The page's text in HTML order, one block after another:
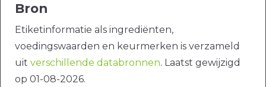
Bron
Etiketinformatie als ingrediënten,
voedingswaarden en keurmerken is verzameld
uit verschillende databronnen. Laatst gewijzigd
op 01-08-2026.